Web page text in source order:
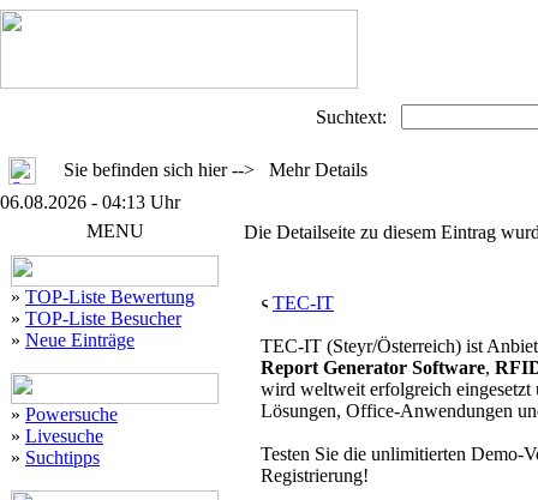
Suchtext:
Sie befinden sich hier --> Mehr Details
06.08.2026 - 04:13 Uhr
MENU
» TOP-Liste Bewertung
» TOP-Liste Besucher
» Neue Einträge
» Powersuche
» Livesuche
» Suchtipps
Die Detailseite zu diesem Eintrag
TEC-IT
TEC-IT (Steyr/Österreich) ist
Report Generator Software,
wird weltweit erfolgreich eingesetzt
Lösungen, Office-Anwendungen
Testen Sie die unlimitierten Demo-
Registrierung!